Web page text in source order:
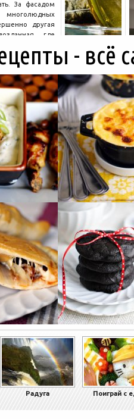
За фасадом
другая
где
кедров, а
о которых
гид....
- всё
Радуга Поиграй с